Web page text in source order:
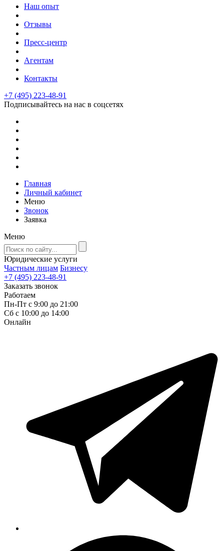
Наш опыт
Отзывы
Пресс-центр
Агентам
Контакты
+7 (495) 223-48-91
Подписывайтесь на нас в соцсетях
Главная
Личный кабинет
Меню
Звонок
Заявка
Меню
Юридические услуги
Частным лицам Бизнесу
+7 (495) 223-48-91
Заказать звонок
Работаем
Пн-Пт с 9:00 до 21:00
Сб с 10:00 до 14:00
Онлайн